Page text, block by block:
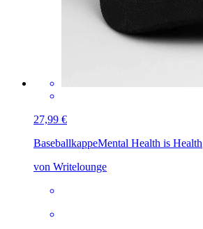
27,99 €
BaseballkappeMental Health is Health
von Writelounge